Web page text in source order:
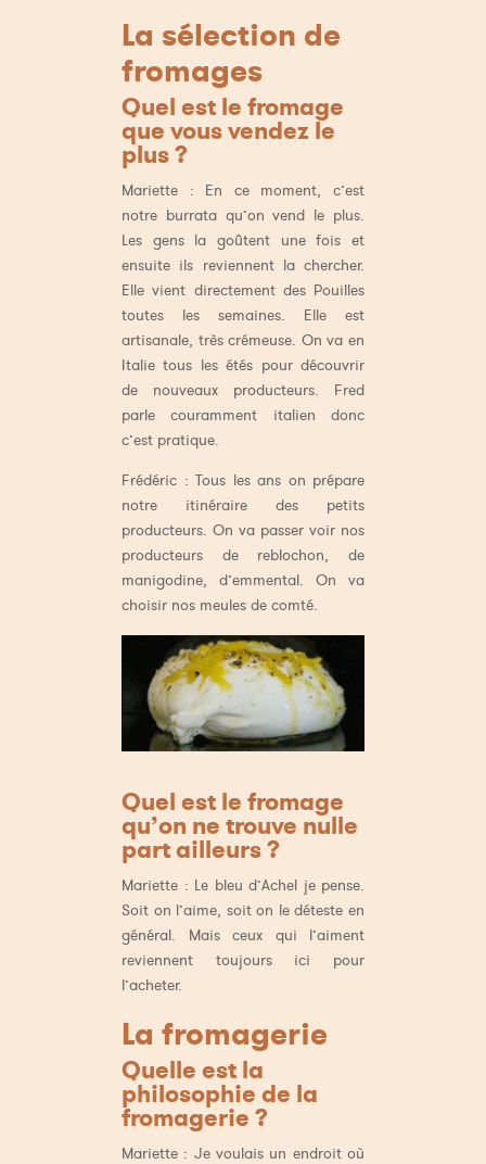
La sélection de
fromages
Quel est le fromage
que vous vendez le
plus ?
Mariette : En ce moment, c’est
notre burrata qu’on vend le plus.
Les gens la goûtent une fois et
ensuite ils reviennent la chercher.
Elle vient directement des Pouilles
toutes les semaines. Elle est
artisanale, très crémeuse. On va en
Italie tous les étés pour découvrir
de nouveaux producteurs. Fred
parle couramment italien donc
c’est pratique.
Frédéric : Tous les ans on prépare
notre itinéraire des petits
producteurs. On va passer voir nos
producteurs de reblochon, de
manigodine, d’emmental. On va
choisir nos meules de comté.
Quel est le fromage
qu’on ne trouve nulle
part ailleurs ?
Mariette : Le bleu d’Achel je pense.
Soit on l’aime, soit on le déteste en
général. Mais ceux qui l’aiment
reviennent toujours ici pour
l’acheter.
La fromagerie
Quelle est la
philosophie de la
fromagerie ?
Mariette : Je voulais un endroit où